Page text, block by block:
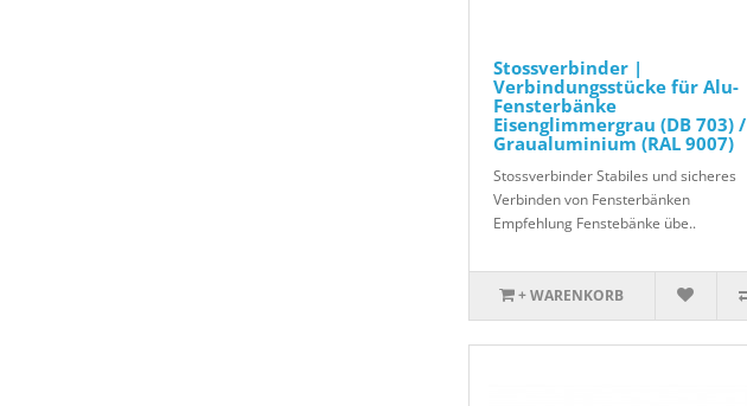
Stossverbinder |
Verbindungsstücke für Alu-
Fensterbänke
Eisenglimmergrau (DB 703) /
Graualuminium (RAL 9007)
Stossverbinder Stabiles und sicheres
Verbinden von Fensterbänken
Empfehlung Fenstebänke übe..
+ WARENKORB